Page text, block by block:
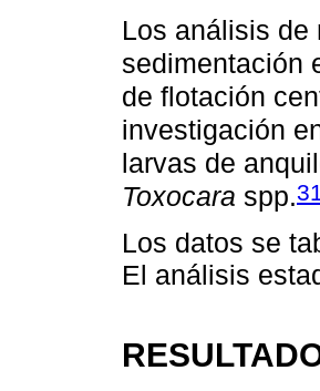
Los análisis de
sedimentación
de flotación
investigación
larvas de
Toxocara spp.
Los datos se
El análisis